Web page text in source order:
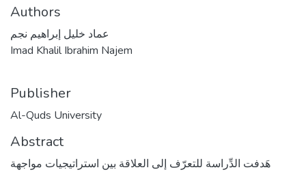
Authors
عماد خليل إبراهيم نجم
Imad Khalil Ibrahim Najem
Publisher
Al-Quds University
Abstract
هَدفت الدِّراسة للتعرّف إلى العلاقة بين استراتيجيات مواجهة